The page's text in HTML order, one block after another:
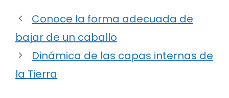
Conoce la forma adecuada de
bajar de un caballo
Dinámica de las capas internas de
la Tierra